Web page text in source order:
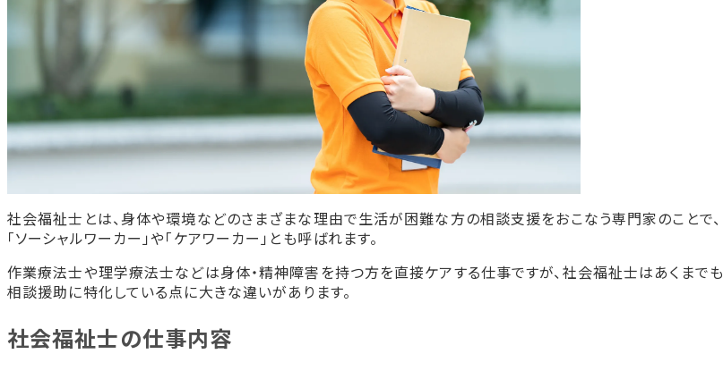
短期養成施設
一般養成施設
受験資格となる実務経験とは
実務経験として認められる職種
実務経験として認められない職種
社会福祉士になるには、どのルートがいいの？
最短で資格を取得したい人におすすめのルート
社会人・未経験者に向いているルート
仕事を続けながら学ぶ場合のポイント
大学・短大・専門学校・通信の比較
社会福祉士取得後のキャリアと働き方、やりがい
働ける場所の広がり
収入・待遇のリアル
相乗効果の高い関連資格
社会福祉士とは、身体や環境などのさまざまな理由で生活が困難な方の相談支援をおこなう専門家のことで、
「ソーシャルワーカー」や「ケアワーカー」とも呼ばれます。
作業療法士や理学療法士などは身体・精神障害を持つ方を直接ケアする仕事ですが、社会福祉士はあくまでも
相談援助に特化している点に大きな違いがあります。
社会福祉士の仕事内容